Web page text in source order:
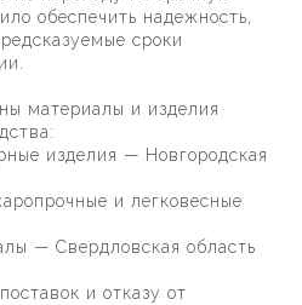
обеспечить надежность,
сроки
материалы и изделия
изделия — Новгородская
и легковесные
— Свердловская область
и отказу от